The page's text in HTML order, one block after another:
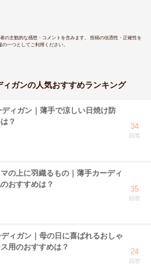
の主観的な感想・コメントを含みます。 投稿の信憑性・正確性を
一つとしてご利用ください。
ィガンの人気おすすめランキング
ィガン｜薄手で涼しい日焼け防
？
34
回答
の上に羽織るもの｜薄手カーディ
おすすめは？
35
回答
ィガン｜母の日に喜ばれるおしゃ
用のおすすめは？
24
回答